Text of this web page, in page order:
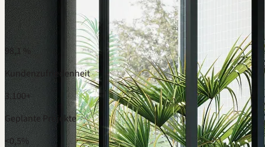
Waschtische und Badmöbel nach Maß — in 1-cm-Schritten
gefertigt, persönlich geplant, mit Festpreis geliefert.
98,1 %
Kundenzufriedenheit
3.100+
Geplante Projekte
<0,5%